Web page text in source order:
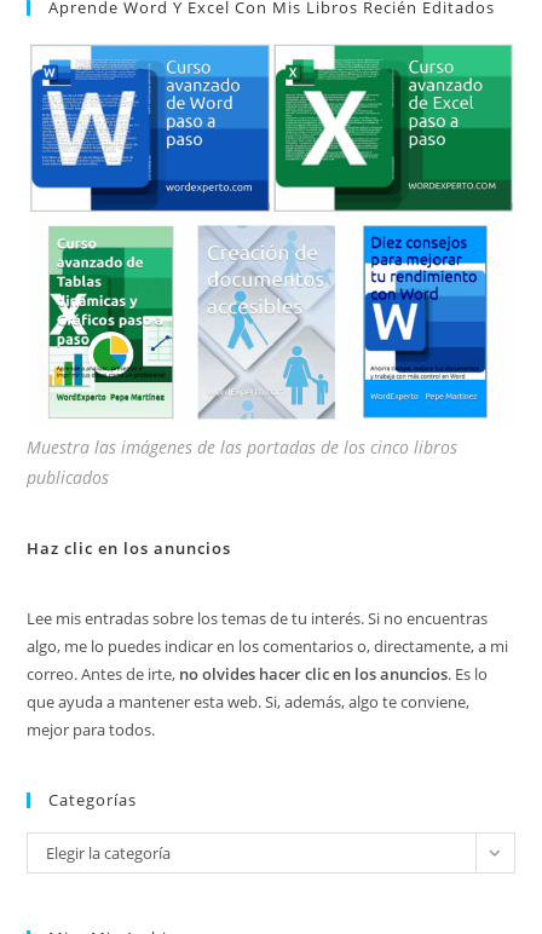
Aprende Word Y Excel Con Mis Libros Recién Editados
Muestra las imágenes de las portadas de los cinco libros
publicados
Haz clic en los anuncios
Lee mis entradas sobre los temas de tu interés. Si no encuentras
algo, me lo puedes indicar en los comentarios o, directamente, a mi
correo. Antes de irte, no olvides hacer clic en los anuncios. Es lo
que ayuda a mantener esta web. Si, además, algo te conviene,
mejor para todos.
Categorías
Categorías
Elegir la categoría